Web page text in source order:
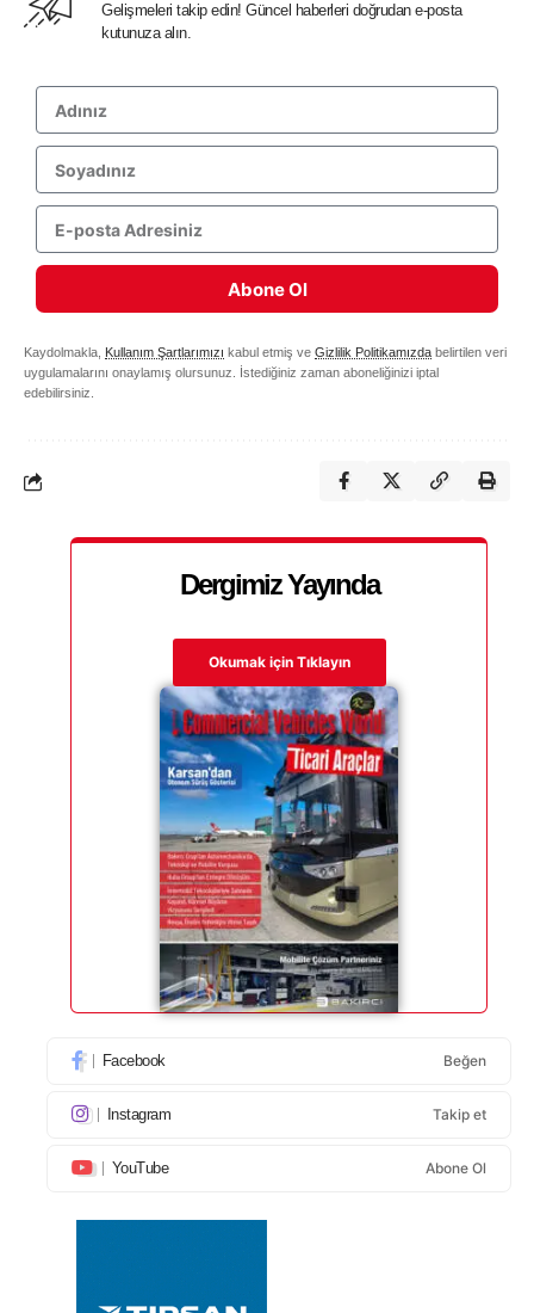
Gelişmeleri takip edin! Güncel haberleri doğrudan e-posta
kutunuza alın.
Abone Ol
Kaydolmakla, Kullanım Şartlarımızı kabul etmiş ve Gizlilik Politikamızda belirtilen veri
uygulamalarını onaylamış olursunuz. İstediğiniz zaman aboneliğinizi iptal
edebilirsiniz.
Dergimiz Yayında
Okumak için Tıklayın
Facebook Beğen
Instagram Takip et
YouTube Abone Ol